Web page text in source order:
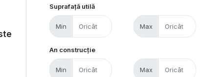
Suprafață utilă
Min Max
An construcție
Min Max